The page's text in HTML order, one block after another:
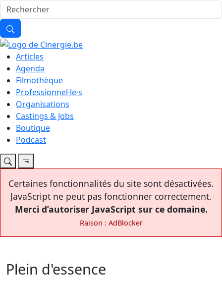
Articles
Agenda
Filmothèque
Professionnel·le·s
Organisations
Castings & Jobs
Boutique
Podcast
Certaines fonctionnalités du site sont désactivées.
JavaScript ne peut pas fonctionner correctement.
Merci d’autoriser JavaScript sur ce domaine.
Raison : AdBlocker
Plein d'essence